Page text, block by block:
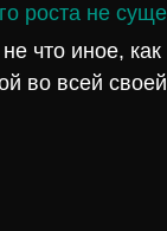
роста не
что иное,
во всей